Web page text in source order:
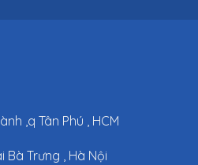
,q Tân Phú , HCM
Bà Trưng , Hà Nội